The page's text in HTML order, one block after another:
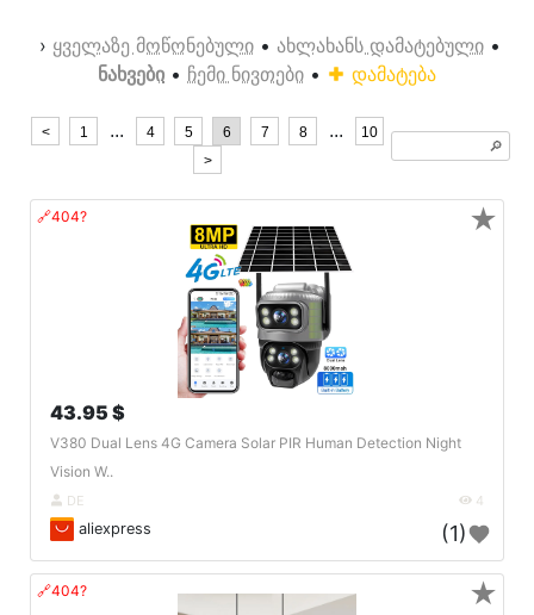
› ყველაზე მოწონებული • ახლახანს დამატებული •
ნახვები • ჩემი ნივთები • დამატება
< 1 ... 4 5 6 7 8 ...
10
>
🔎︎
🔗404?
43.95 $
V380 Dual Lens 4G Camera Solar PIR Human Detection Night
Vision W..
DE 4
aliexpress (1)
★
🔗404? ★